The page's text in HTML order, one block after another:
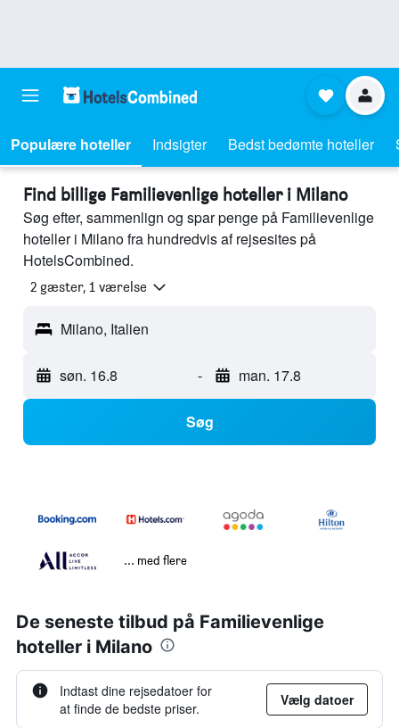
Populære hoteller Indsigter Bedst bedømte hoteller
Find billige Familievenlige hoteller i Milano
Søg efter, sammenlign og spar penge på Familievenlige
hoteller i Milano fra hundredvis af rejsesites på
HotelsCombined.
2 gæster, 1 værelse
Milano, Italien
søn. 16.8 - man. 17.8
Søg
... med flere
De seneste tilbud på Familievenlige
hoteller i Milano
Indtast dine rejsedatoer for
at finde de bedste priser.
Vælg datoer